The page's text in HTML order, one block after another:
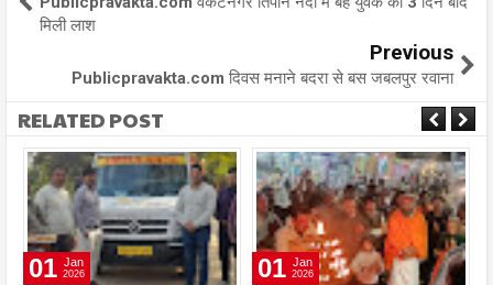
मिली लाश
Previous
Publicpravakta.com दिवस मनाने बदरा से बस जबलपुर रवाना
RELATED POST
01 Jan
2026 01 Jan
2026